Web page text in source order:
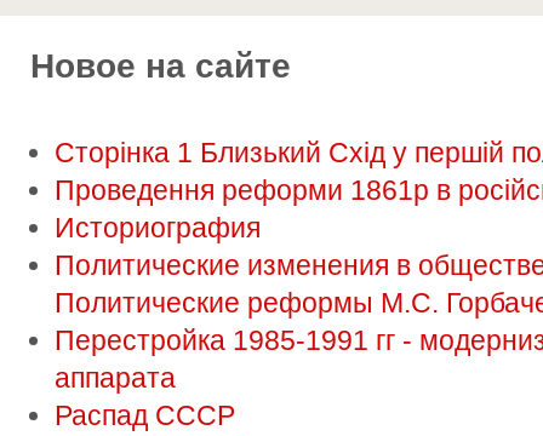
Новое на сайте
Сторінка 1 Близький Схід у першій
Проведення реформи 1861р в
Историография
Политические изменения в
Политические реформы М.С.
Перестройка 1985-1991 гг -
аппарата
Распад СССР